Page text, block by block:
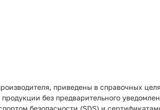
приведены в справочных
без предварительного
безопасности (SDS) и